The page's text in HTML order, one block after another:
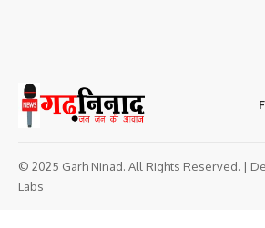
© 2025 Garh Ninad. All Rights Reserved. |
Labs